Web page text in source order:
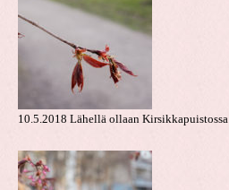
10.5.2018 Lähellä ollaan Kirsikkapuistossa